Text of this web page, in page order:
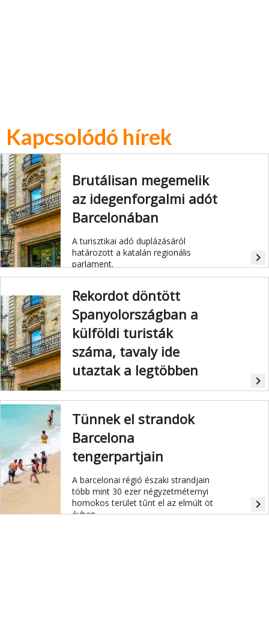
Kapcsolódó hírek
Brutálisan megemelik
az idegenforgalmi adót
Barcelonában
A turisztikai adó duplázásáról
határozott a katalán regionális
parlament.
navigate_next
Rekordot döntött
Spanyolországban a
külföldi turisták
száma, tavaly ide
utaztak a legtöbben
96,7 millió külföldi turista utazott az
navigate_next
Tünnek el strandok
Barcelona
tengerpartjain
A barcelonai régió északi strandjain
több mint 30 ezer négyzetméternyi
homokos terület tűnt el az elmúlt öt
évben.
navigate_next